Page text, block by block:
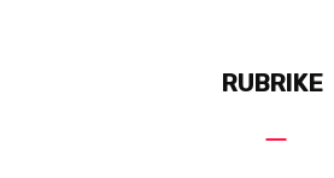
RUBRIKE